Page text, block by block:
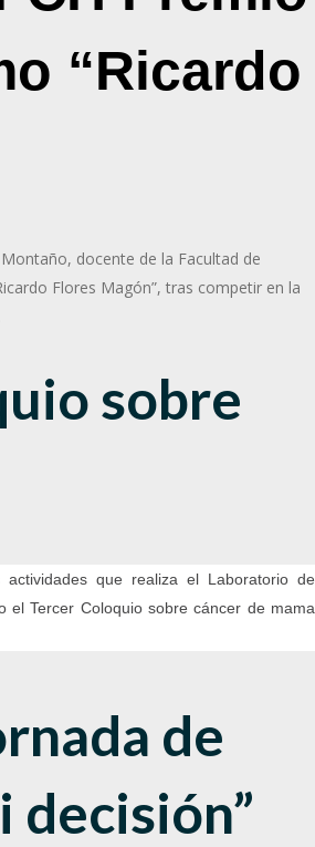
“Ricardo
docente de la Facultad de
Flores Magón”, tras competir en la
sobre
que realiza el Laboratorio de
el Tercer Coloquio sobre cáncer de mama
de
decisión”